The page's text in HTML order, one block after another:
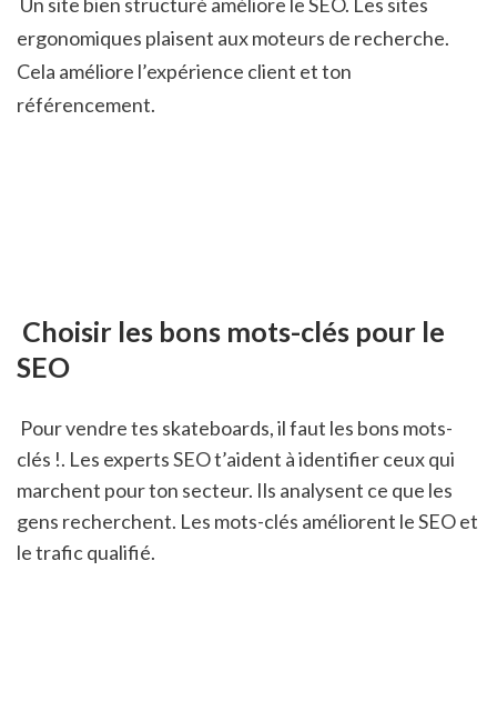
ergonomiques plaisent aux moteurs de recherche.
Cela améliore l’expérience client et ton
référencement.
SEO
clés !. Les experts SEO t’aident à identifier ceux qui
marchent pour ton secteur. Ils analysent ce que les
gens recherchent. Les mots-clés améliorent le SEO et
le trafic qualifié.